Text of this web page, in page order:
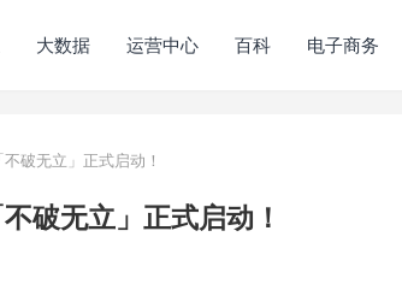
大数据 运营中心 百科 电子商务
破无立」正式启动！
破无立」正式启动！